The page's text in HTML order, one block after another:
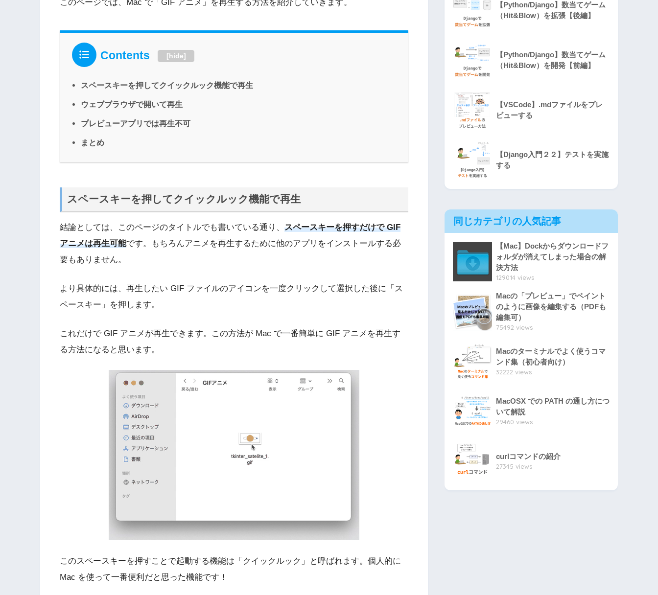
このページでは、Mac で「GIF アニメ」を再生する方法を紹介していきます。
Contents [hide]
スペースキーを押してクイックルック機能で再生
ウェブブラウザで開いて再生
プレビューアプリでは再生不可
まとめ
スペースキーを押してクイックルック機能で再生
結論としては、このページのタイトルでも書いている通り、 スペースキーを押すだけで GIF
アニメは再生可能です。もちろんアニメを再生するために他のアプリをインストールする必
要もありません。
より具体的には、再生したい GIF ファイルのアイコンを一度クリックして選択した後に「ス
ペースキー」を押します。
これだけで GIF アニメが再生できます。この方法が Mac で一番簡単に GIF アニメを再生す
る方法になると思います。
このスペースキーを押すことで起動する機能は「クイックルック」と呼ばれます。個人的に
Mac を使って一番便利だと思った機能です！
【Python/Django】数当てゲーム
（Hit&Blow）を拡張【後編】
【Python/Django】数当てゲーム
（Hit&Blow）を開発【前編】
【VSCode】.mdファイルをプレ
ビューする
【Django入門２２】テストを実施
する
同じカテゴリの人気記事
【Mac】Dockからダウンロードフ
ォルダが消えてしまった場合の解
決方法
129014 views
Macの「プレビュー」でペイント
のように画像を編集する（PDFも
編集可）
75492 views
Macのターミナルでよく使うコマ
ンド集（初心者向け）
32222 views
MacOSX での PATH の通し方につ
いて解説
29460 views
curlコマンドの紹介
27345 views